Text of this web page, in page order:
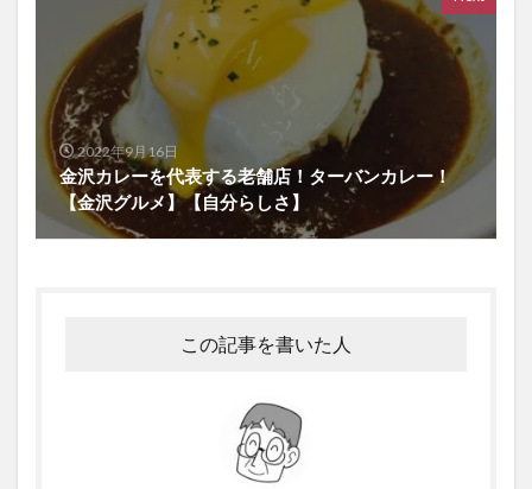
2022年9月16日
金沢カレーを代表する老舗店！ターバンカレー！
【金沢グルメ】【自分らしさ】
この記事を書いた人